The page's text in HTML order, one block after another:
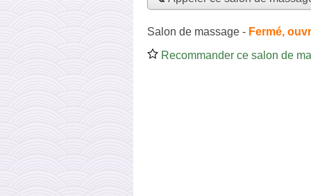
Salon de massage - Fermé,
Recommander ce salon de